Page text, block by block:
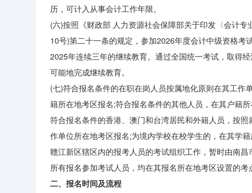
历，可计入从事会计工作年限。
(六)按照《财政部 人力资源社会保障部关于印发〈会计专
10号)第二十一条的规定，参加2026年度会计中级资格
2025年连续三年的继续教育。通过全国统一考试，取得
可能地完成继续教育。
(七)符合报名条件的在职在岗人员按属地化原则在其工
籍所在地考区报名;符合报名条件的其他人员，在其户籍
符合报名条件的香港、澳门和台湾居民和外籍人员，按
作单位所在地考区报名;为境内学校在校学生的，在其学
赣江新区辖区内的报考人员的考试组织工作，暂时由南昌
所有报名参加考试人员，均在其报名所在地考区设置的考
二、报名时间及流程